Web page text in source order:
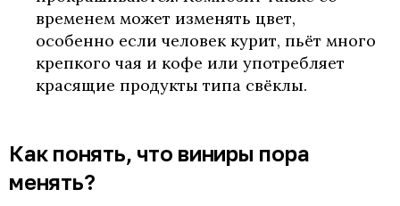
временем может изменять цвет,
особенно если человек курит, пьёт много
крепкого чая и кофе или употребляет
красящие продукты типа свёклы.
Как понять, что виниры пора
менять?